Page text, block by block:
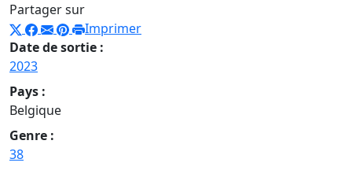
Partager sur
Imprimer
Date de sortie :
2023
Pays :
Belgique
Genre :
38